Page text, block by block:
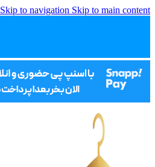
Skip to navigation Skip to main content